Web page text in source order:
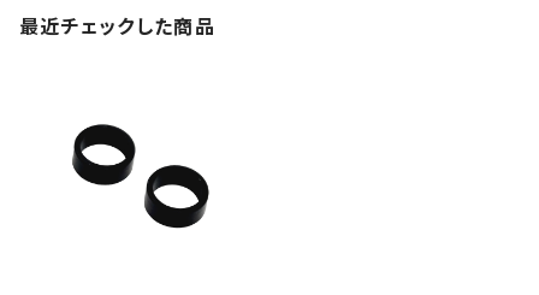
最近チェックした商品